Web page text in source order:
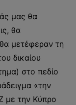
μας θα
θα
μετέφεραν τη
δικαίου
στο πεδίο
«την
με την Κύπρο